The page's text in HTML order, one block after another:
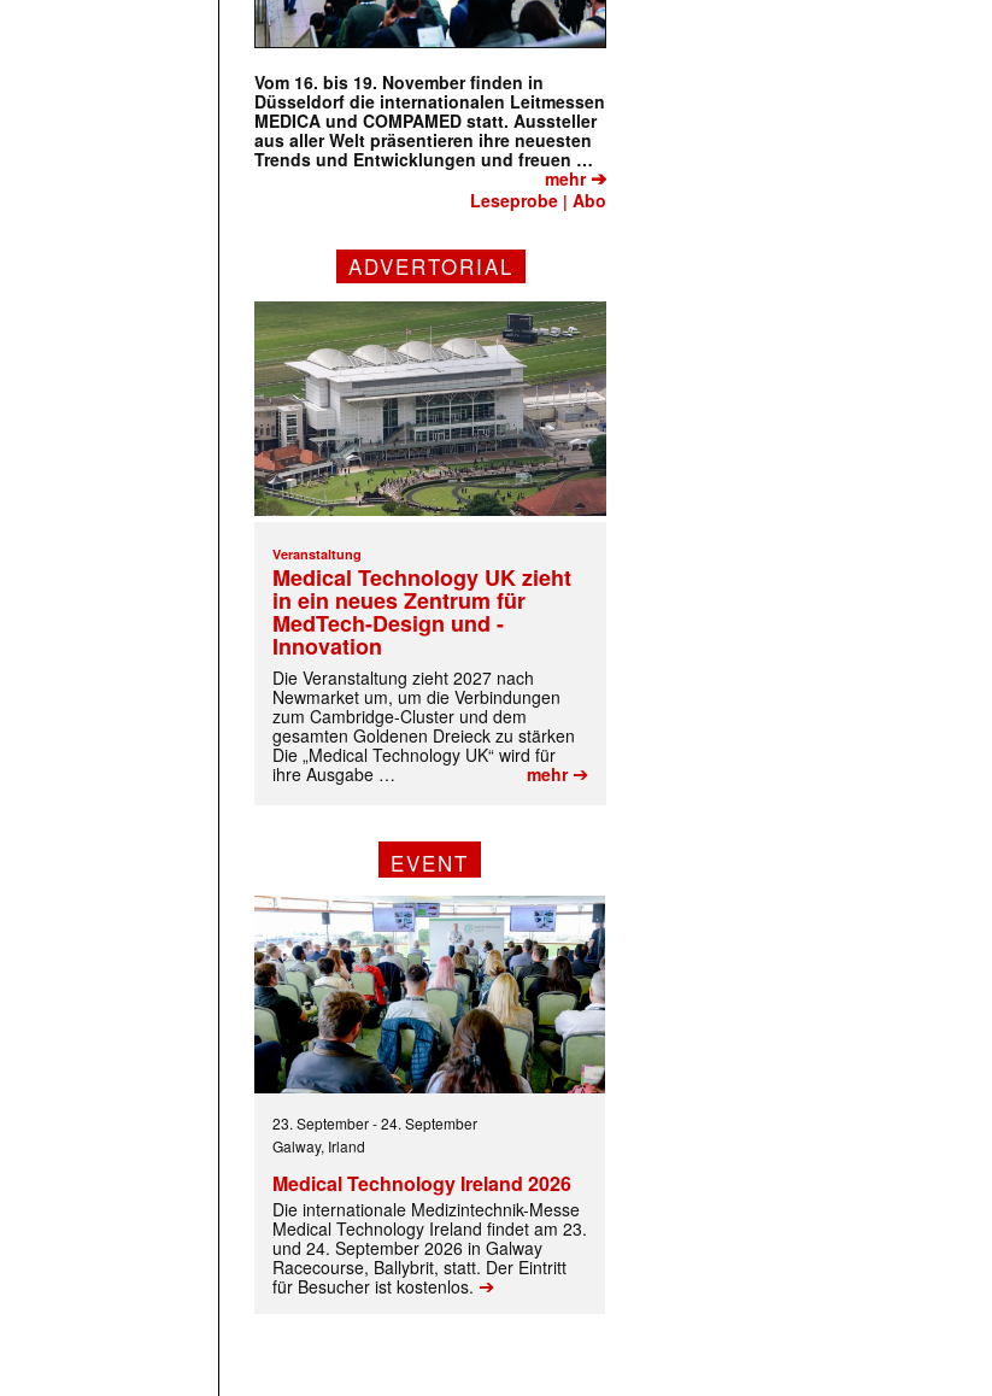
Vom 16. bis 19. November finden in
Düsseldorf die internationalen Leitmessen
MEDICA und COMPAMED statt. Aussteller
aus aller Welt präsentieren ihre neuesten
Trends und Entwicklungen und freuen …
mehr➔
Leseprobe |Abo
ADVERTORIAL
Veranstaltung
Medical Technology UK zieht
in ein neues Zentrum für
MedTech-Design und -
Innovation
Die Veranstaltung zieht 2027 nach
Newmarket um, um die Verbindungen
zum Cambridge-Cluster und dem
gesamten Goldenen Dreieck zu stärken
Die „Medical Technology UK“ wird für
ihre Ausgabe …
mehr➔
EVENT
23. September-24. September
Galway, Irland
Medical Technology Ireland 2026
Die internationale Medizintechnik-Messe
Medical Technology Ireland findet am 23.
und 24. September 2026 in Galway
Racecourse, Ballybrit, statt. Der Eintritt
für Besucher ist kostenlos. ➔